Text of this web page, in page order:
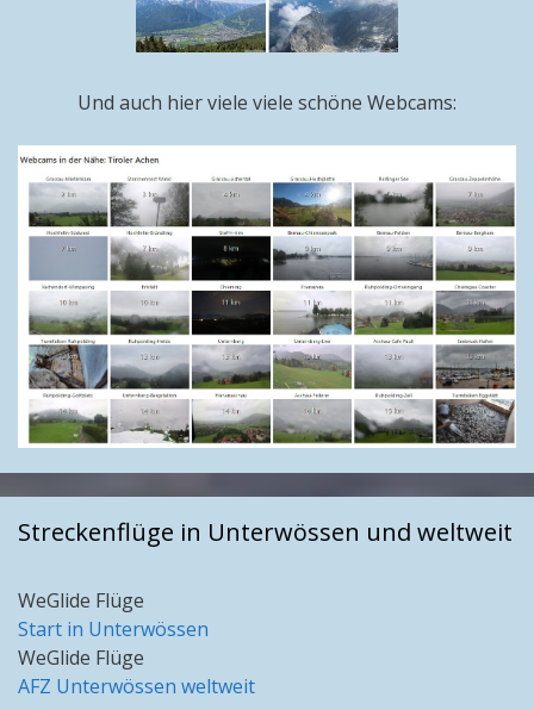
Und auch hier viele viele schöne Webcams:
Streckenflüge in Unterwössen und weltweit
WeGlide Flüge
Start in Unterwössen
WeGlide Flüge
AFZ Unterwössen weltweit